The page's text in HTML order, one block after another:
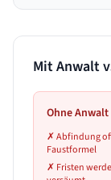
Mit Anwalt
Ohne Anwalt
✗Abfindung
Faustformel
✗ Fristen